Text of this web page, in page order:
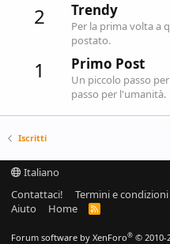
2 Trendy
Per la prima volta a
postato.
1 Primo Post
Un piccolo passo
passo per l'umanità.
Iscritti
Italiano
Contattaci!
Termini e
Aiuto
Home
R
Forum software by XenForo® © 2010-